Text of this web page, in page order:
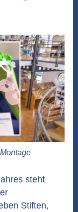
steht
Stiften,